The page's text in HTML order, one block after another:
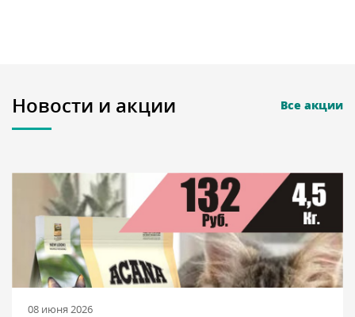
Новости и акции Все акции
08 июня 2026